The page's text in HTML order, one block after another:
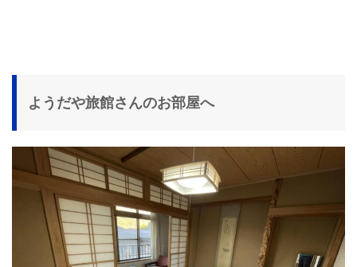
ようだや旅館さんのお部屋へ